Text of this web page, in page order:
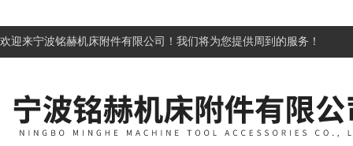
欢迎来宁波铭赫机床附件有限公司！我们将为您提供周到的服务！